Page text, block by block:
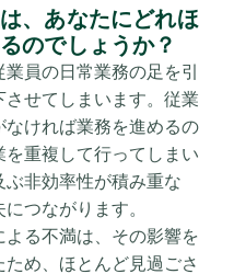
、あなたにどれほ
のでしょうか？
員の日常業務の足を引
せてしまいます。従業
なければ業務を進めるの
重複して行ってしまい
非効率性が積み重な
つながります。
る不満は、その影響を
め、ほとんど見過ごさ